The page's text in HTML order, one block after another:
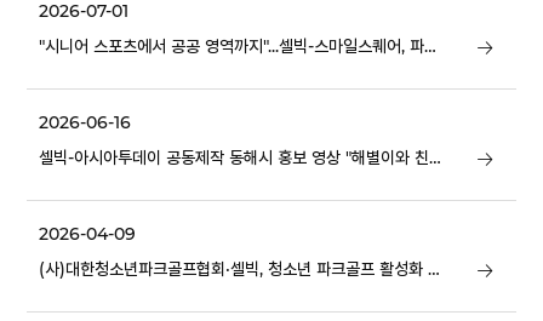
2026-07-01
"시니어 스포츠에서 공공 영역까지"...셀빅-스마일스퀘어, 파크
2026-06-16
셀빅-아시아투데이 공동제작 동해시 홍보 영상 "해별이와 친구
2026-04-09
(사)대한청소년파크골프협회·셀빅, 청소년 파크골프 활성화 위